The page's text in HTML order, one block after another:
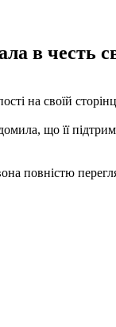
в честь
на своїй
що її
повністю